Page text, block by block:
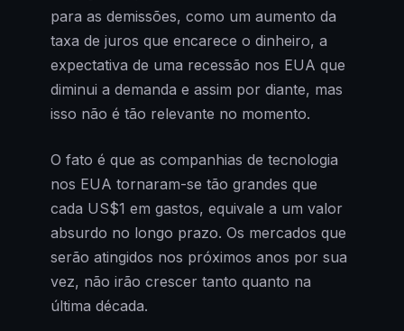
para as demissões, como um aumento da
taxa de juros que encarece o dinheiro, a
expectativa de uma recessão nos EUA que
diminui a demanda e assim por diante, mas
isso não é tão relevante no momento.
O fato é que as companhias de tecnologia
nos EUA tornaram-se tão grandes que
cada US$1 em gastos, equivale a um valor
absurdo no longo prazo. Os mercados que
serão atingidos nos próximos anos por sua
vez, não irão crescer tanto quanto na
última década.